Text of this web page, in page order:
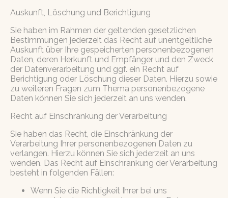
Auskunft, Löschung und Berichtigung
Sie haben im Rahmen der geltenden gesetzlichen
Bestimmungen jederzeit das Recht auf unentgeltliche
Auskunft über Ihre gespeicherten personenbezogenen
Daten, deren Herkunft und Empfänger und den Zweck
der Datenverarbeitung und ggf. ein Recht auf
Berichtigung oder Löschung dieser Daten. Hierzu sowie
zu weiteren Fragen zum Thema personenbezogene
Daten können Sie sich jederzeit an uns wenden.
Recht auf Einschränkung der Verarbeitung
Sie haben das Recht, die Einschränkung der
Verarbeitung Ihrer personenbezogenen Daten zu
verlangen. Hierzu können Sie sich jederzeit an uns
wenden. Das Recht auf Einschränkung der Verarbeitung
besteht in folgenden Fällen:
Wenn Sie die Richtigkeit Ihrer bei uns